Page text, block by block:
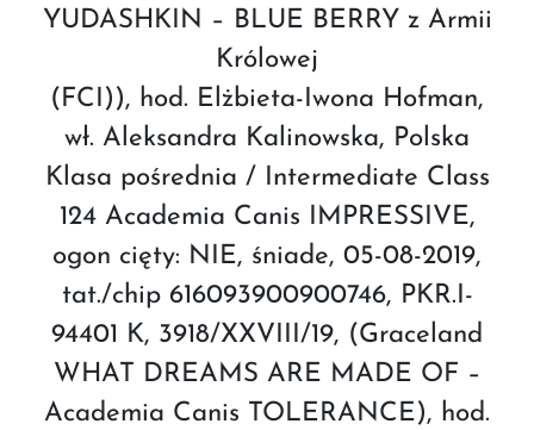
YUDASHKIN – BLUE BERRY z Armii
Królowej
(FCI)), hod. Elżbieta-Iwona Hofman,
wł. Aleksandra Kalinowska, Polska
Klasa pośrednia / Intermediate Class
124 Academia Canis IMPRESSIVE,
ogon cięty: NIE, śniade, 05-08-2019,
tat./chip 616093900900746, PKR.I-
94401 K, 3918/XXVIII/19, (Graceland
WHAT DREAMS ARE MADE OF –
Academia Canis TOLERANCE), hod.